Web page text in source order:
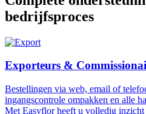
bedrijfsproces
Exporteurs &
Bestellingen via web, email of
ingangscontrole ompakken en alle
Met Easyflor heeft u volledig inzicht